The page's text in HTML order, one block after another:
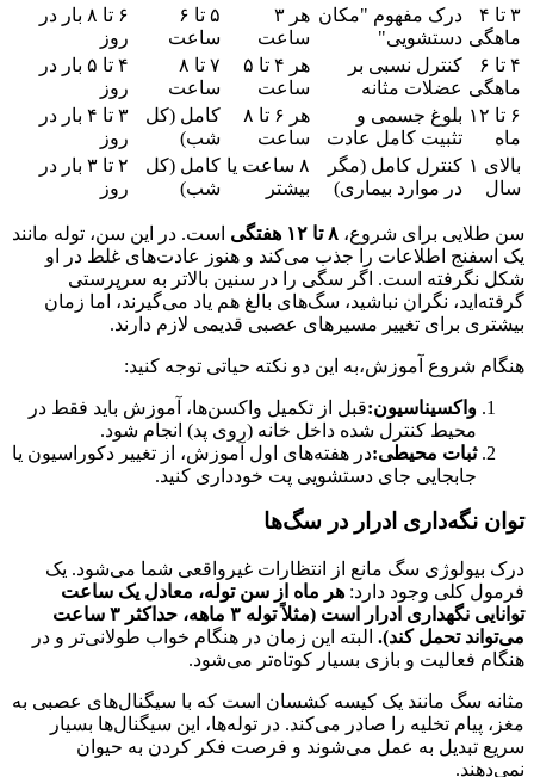
۳ تا ۴
ماهگی
درک مفهوم "مکان
دستشویی"
هر ۳
ساعت
۵ تا ۶
ساعت
۶ تا ۸ بار در
روز
۴ تا ۶
ماهگی
کنترل نسبی بر
عضلات مثانه
هر ۴ تا ۵
ساعت
۷ تا ۸
ساعت
۴ تا ۵ بار در
روز
۶ تا ۱۲
ماه
بلوغ جسمی و
تثبیت کامل عادت
هر ۶ تا ۸
ساعت
کامل (کل
شب)
۳ تا ۴ بار در
روز
بالای ۱
سال
کنترل کامل (مگر
در موارد بیماری)
۸ ساعت یا
بیشتر
کامل (کل
شب)
۲ تا ۳ بار در
روز
سن طلایی برای شروع، ۸ تا ۱۲ هفتگی
است. در این سن، توله مانند
یک اسفنج اطلاعات را جذب می‌کند و هنوز عادت‌های غلط در او
شکل نگرفته است. اگر سگی را در سنین بالاتر به سرپرستی
گرفته‌اید، نگران نباشید، سگ‌های بالغ هم یاد می‌گیرند، اما زمان
بیشتری برای تغییر مسیرهای عصبی قدیمی لازم دارند.
هنگام شروع آموزش،به این دو نکته حیاتی توجه کنید:
واکسیناسیون:قبل از تکمیل واکسن‌ها، آموزش باید فقط در
محیط کنترل شده داخل خانه (روی پد) انجام شود.
ثبات محیطی:در هفته‌های اول آموزش، از تغییر دکوراسیون یا
جابجایی جای دستشویی پت خودداری کنید.
توان نگه‌داری ادرار در سگ‌ها
درک بیولوژی سگ مانع از انتظارات غیرواقعی شما می‌شود. یک
فرمول کلی وجود دارد: هر ماه از سن توله، معادل یک ساعت
توانایی نگهداری ادرار است (مثلاً توله ۳ ماهه، حداکثر ۳ ساعت
می‌تواند تحمل کند). البته این زمان در هنگام خواب طولانی‌تر و در
هنگام فعالیت و بازی بسیار کوتاه‌تر می‌شود.
مثانه سگ مانند یک کیسه کشسان است که با سیگنال‌های عصبی به
مغز، پیام تخلیه را صادر می‌کند. در توله‌ها، این سیگنال‌ها بسیار
سریع تبدیل به عمل می‌شوند و فرصت فکر کردن به حیوان
نمی‌دهند.